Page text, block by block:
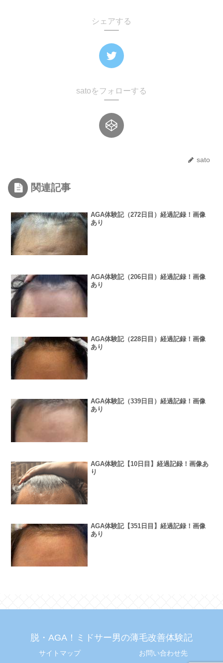
シェアする
satoをフォローする
sato
関連記事
AGA体験記（272日目）経過記録！画像
あり
AGA体験記（206日目）経過記録！画像
あり
AGA体験記（228日目）経過記録！画像
あり
AGA体験記（339日目）経過記録！画像
あり
AGA体験記【10日目】経過記録！画像あ
り
AGA体験記【351日目】経過記録！画像
あり
脱・AGA！ミドサー男の薄毛改善体験記
サイトマップ お問い合わせ先